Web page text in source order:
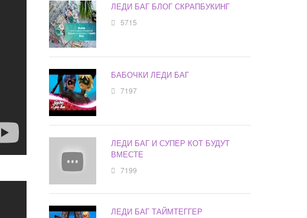
ЛЕДИ БАГ БЛОГ СКРАПБУКИНГ
5715
БАБОЧКИ ЛЕДИ БАГ
7197
ЛЕДИ БАГ И СУПЕР КОТ БУДУТ
ВМЕСТЕ
7199
ЛЕДИ БАГ ТАЙМТЕГГЕР